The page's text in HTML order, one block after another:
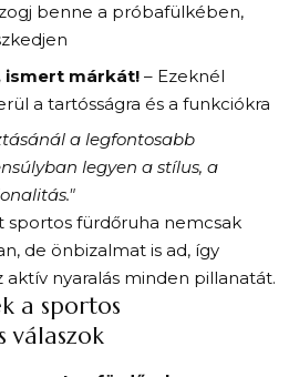
benne a próbafülkében,
ismert márkát! – Ezeknél
a tartósságra és a funkciókra
a legfontosabb
legyen a stílus, a
sportos fürdőruha nemcsak
de önbizalmat is ad, így
nyaralás minden pillanatát.
a sportos
válaszok